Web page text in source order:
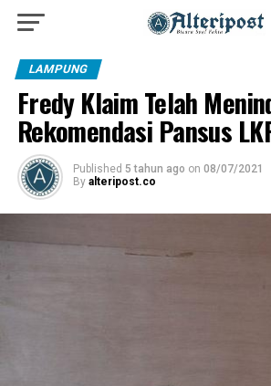
LAMPUNG
Fredy Klaim Telah
Rekomendasi Pansus
Published 5 tahun ago on 08/07/2021
By alteripost.co